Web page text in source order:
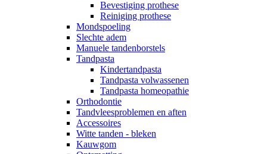
Bevestiging prothese
Reiniging prothese
Mondspoeling
Slechte adem
Manuele tandenborstels
Tandpasta
Kindertandpasta
Tandpasta volwassenen
Tandpasta homeopathie
Orthodontie
Tandvleesproblemen en aften
Accessoires
Witte tanden - bleken
Kauwgom